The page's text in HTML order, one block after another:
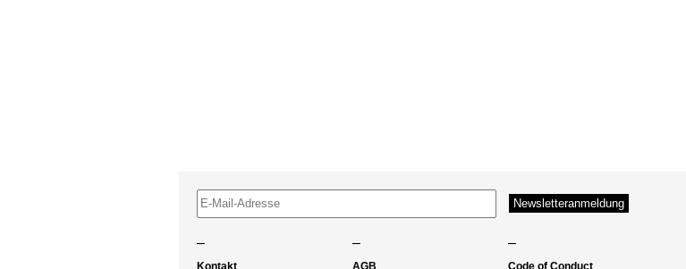
– – –
Kontakt AGB Code of Conduct